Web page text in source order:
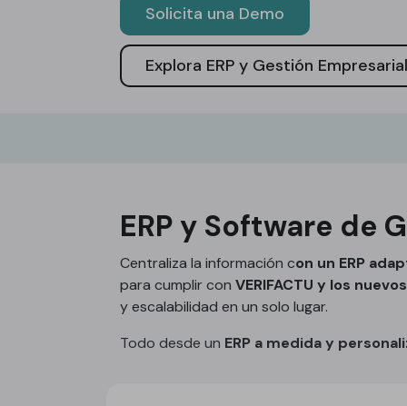
Solicita una Demo
Explora ERP y Gestión Empresarial
ERP y Software de
Centraliza la información con un ERP
para cumplir con VERIFACTU y los
y escalabilidad en un solo lugar.
Todo desde un ERP a medida y